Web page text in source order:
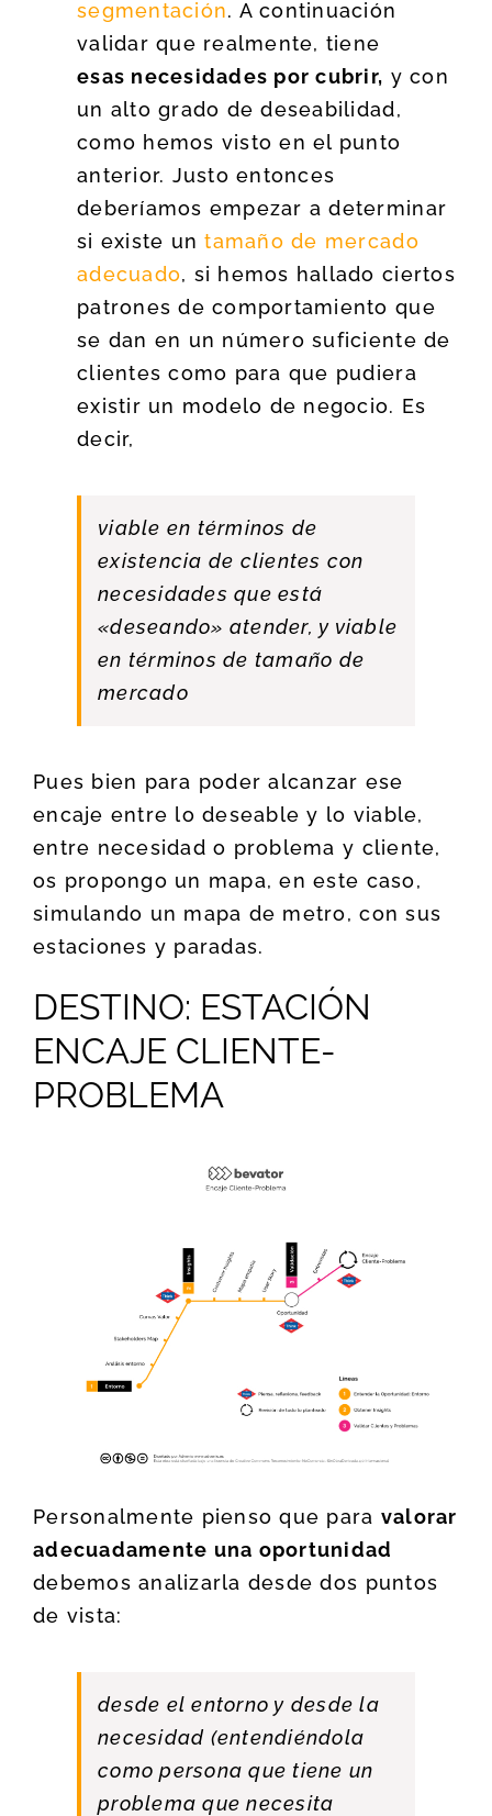
segmentación. A continuación
validar que realmente, tiene
esas necesidades por cubrir, y con
un alto grado de deseabilidad,
como hemos visto en el punto
anterior. Justo entonces
deberíamos empezar a determinar
si existe untamaño de mercado
adecuado, si hemos hallado ciertos
patrones de comportamiento que
se dan en un número suficiente de
clientes como para que pudiera
existir un modelo de negocio. Es
decir,
viable en términos de
existencia de clientes con
necesidades que está
«deseando» atender, y viable
en términos de tamaño de
mercado
Pues bien para poder alcanzar ese
encaje entre lo deseable y lo viable,
entre necesidad o problema y cliente,
os propongo un mapa, en este caso,
simulando un mapa de metro, con sus
estaciones y paradas.
DESTINO: ESTACIÓN
ENCAJE CLIENTE-
PROBLEMA
Personalmente pienso que para valorar
adecuadamente una oportunidad
debemos analizarla desde dos puntos
de vista:
desde el entorno y desde la
necesidad (entendiéndola
como persona que tiene un
problema que necesita